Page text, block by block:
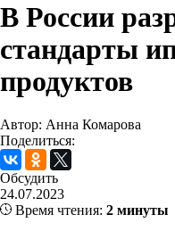
В России
стандарты
продуктов
Автор: Анна Комарова
Поделиться:
Обсудить
24.07.2023
Время чтения: 2 минуты